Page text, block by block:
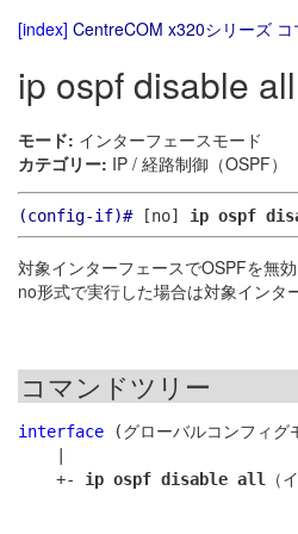
[index] CentreCOM x320シリーズ
ip ospf disable all
モード: インターフェースモード
カテゴリー: IP / 経路制御（OSPF）
(config-if)#[no] ip ospf
対象インターフェースでOSPFを無
no形式で実行した場合は対象インタ
コマンドツリー
interface (グローバルコンフィグ
    +-
ip ospf disable all